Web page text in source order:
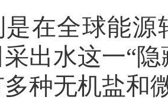
是在全球能源
出水这一“
种无机盐和